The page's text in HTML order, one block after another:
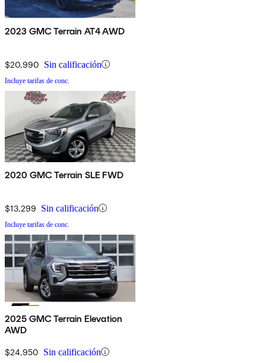
2023 GMC Terrain AT4 AWD
$20,990 Sin calificación
Incluye tarifas de conc.
2020 GMC Terrain SLE FWD
$13,299 Sin calificación
Incluye tarifas de conc.
2025 GMC Terrain Elevation
AWD
$24,950 Sin calificación